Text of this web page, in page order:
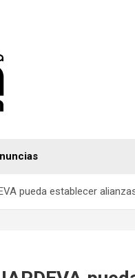
pueda establecer